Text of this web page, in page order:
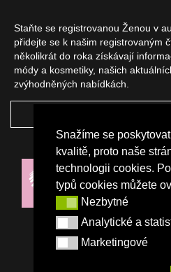
Snažíme se
kvalitě, proto naše
technologii cookies.
typů cookies můžete
NezbytnéNezbytné
Analytické a statistické
Analytické a
Marketingové
Marketingové
Staňte se registrovanou Ženou v
přidejte se k našim registrovaným
několikrát do roka získávají
módy a kosmetiky, našich
zvýhodněných nabídkách.
NAŠI